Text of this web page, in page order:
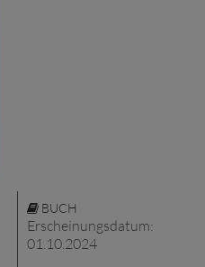
BUCH
Erscheinungsdatum:
01.10.2024